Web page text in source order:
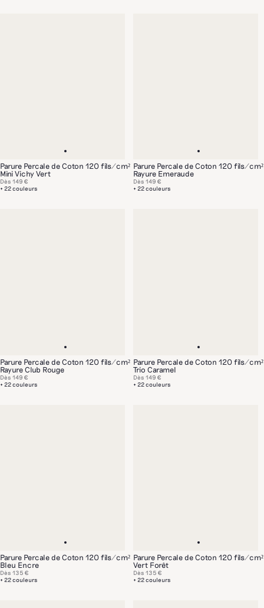
Parure Percale de Coton 120 fils/cm²
Mini Vichy Vert
+ 22 couleurs
Dès 149 €
Parure Percale de Coton 120 fils/cm²
Rayure Emeraude
+ 22 couleurs
Dès 149 €
Parure Percale de Coton 120 fils/cm²
Rayure Club Rouge
+ 22 couleurs
Dès 149 €
Parure Percale de Coton 120 fils/cm²
Trio Caramel
+ 22 couleurs
Dès 149 €
Parure Percale de Coton 120 fils/cm²
Bleu Encre
+ 22 couleurs
Dès 135 €
Parure Percale de Coton 120 fils/cm²
Vert Forêt
+ 22 couleurs
Dès 135 €